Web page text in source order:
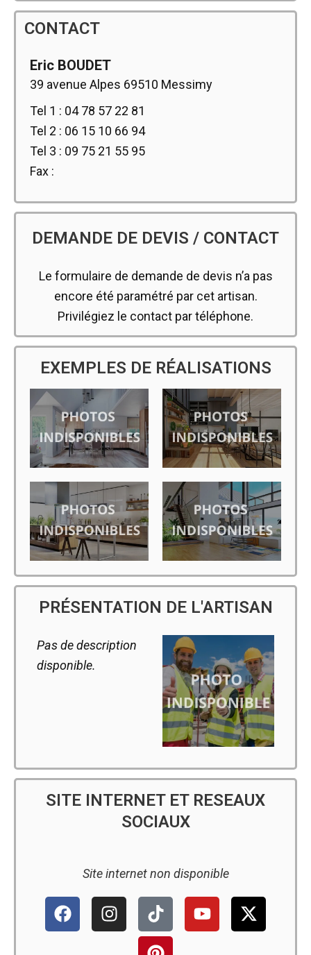
CONTACT
Eric BOUDET
39 avenue Alpes 69510 Messimy
Tel 1 : 04 78 57 22 81
Tel 2 : 06 15 10 66 94
Tel 3 : 09 75 21 55 95
Fax :
DEMANDE DE DEVIS / CONTACT
Le formulaire de demande de devis n’a pas
encore été paramétré par cet artisan.
Privilégiez le contact par téléphone.
EXEMPLES DE RÉALISATIONS
PRÉSENTATION DE L'ARTISAN
Pas de description
disponible.
SITE INTERNET ET RESEAUX
SOCIAUX
Site internet non disponible
F
a
I
n
T
i
k
Y
o
X
-
P
i
n